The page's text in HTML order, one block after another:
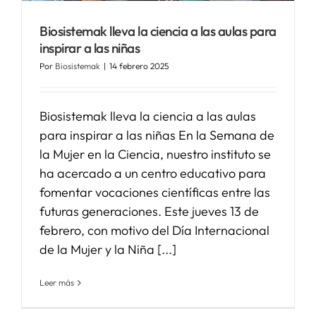
SERVICIOSBiosistemak lleva la ciencia a las aulas para
inspirar a las niñas
Por Biosistemak | 14 febrero 2025
Biosistemak lleva la ciencia a las aulas
para inspirar a las niñas En la Semana de
la Mujer en la Ciencia, nuestro instituto se
ha acercado a un centro educativo para
fomentar vocaciones científicas entre las
futuras generaciones. Este jueves 13 de
febrero, con motivo del Día Internacional
de la Mujer y la Niña [...]
Leer más